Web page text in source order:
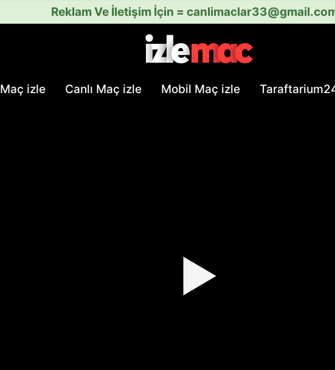
Reklam Ve İletişim İçin =
Maç izle Canlı Maç izle Mobil Maç izle
▶